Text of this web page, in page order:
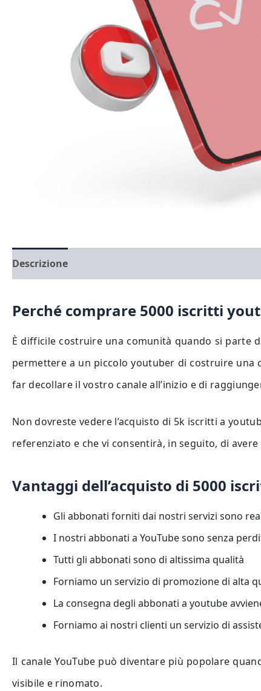
Descrizione
Perché comprare 5000 iscritti
È difficile costruire una comunità quando si parte
permettere a un piccolo youtuber di costruire una
far decollare il vostro canale all’inizio e di
Non dovreste vedere l’acquisto di 5k iscritti a
referenziato e che vi consentirà, in seguito, di
Vantaggi dell’acquisto di 5000
Gli abbonati forniti dai nostri servizi sono
I nostri abbonati a YouTube sono senza
Tutti gli abbonati sono di altissima qualità
Forniamo un servizio di promozione di alta
La consegna degli abbonati a youtube
Forniamo ai nostri clienti un servizio di
Il canale YouTube può diventare più popolare
visibile e rinomato.